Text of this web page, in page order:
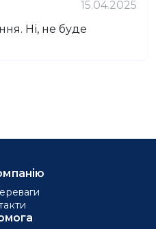
15.04.2025
Ні, не буде